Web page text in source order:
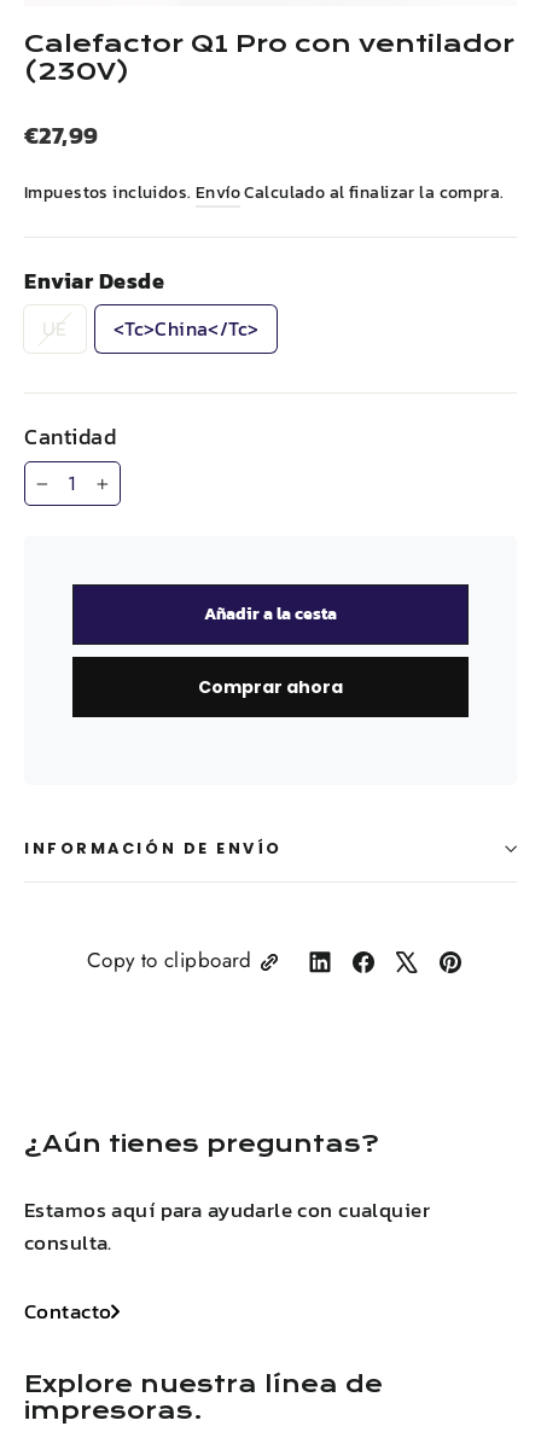
Calefactor Q1 Pro con ventilador
(230V)
Precio
€27,99
Impuestos incluidos. EnvíoCalculado al finalizar la compra.
Enviar Desde
UE <tc>China</tc>
Cantidad
− +
Añadir a la cesta
Comprar ahora
INFORMACIÓN DE ENVÍO
Copy to clipboard
ShareCompartir
TuitearPin
¿Aún tienes preguntas?
Estamos aquí para ayudarle con cualquier
consulta.
Contacto
Explore nuestra línea de
impresoras.